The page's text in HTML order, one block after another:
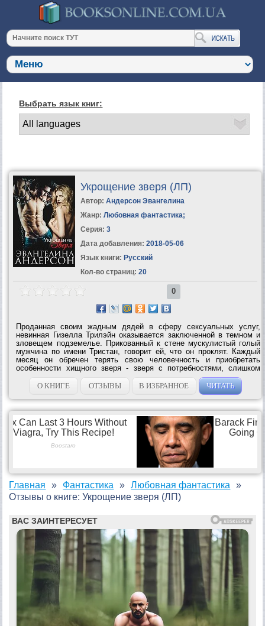
Выбрать язык книг:
Укрощение зверя (ЛП)
Автор: Андерсон Эвангелина
Жанр: Любовная фантастика;
Серия: 3
Дата добавления: 2018-05-06
Язык книги: Русский
Кол-во страниц: 20
0
Проданная своим жадным дядей в сферу сексуальных услуг,
невинная Гизелла Трилэйн оказывается заключенной в темном и
зловещем подземелье. Прикованный к стене мускулистый голый
мужчина по имени Тристан, говорит ей, что он проклят. Каждый
месяц он обречен терять свою человечность и приобретать
особенности хищного зверя - зверя с потребностями, слишком
дикими, чтобы быть удовлетворенным обычной женщиной.
Надлежащим образом разорвать...
О КНИГЕ ОТЗЫВЫ В ИЗБРАННОЕ ЧИТАТЬ
Главная Фантастика
Любовная фантастика
Отзывы о книге: Укрощение зверя (ЛП)